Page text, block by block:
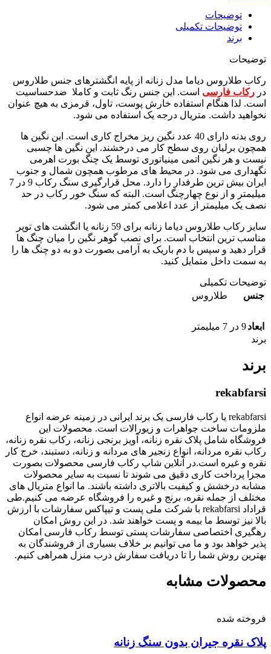
توضیحات
توضیحات تکمیلی
برند
توضیحات
رکاب طلاروس دیاما مدل زنانه از پایه انگشترهای جنس طلاروس
در رکاب فارسی است. این جنس رنگ ثابت و کاملا ضدحساسیت
است. لذا هنگام استفاده خارش پوست، تاول، قرمزی به هیچ عنوان
نخواهید داشت. متریال درجه یک استفاده می شود.
روی بدنه دارای 40 عدد نگین ریز مخراج کاری است. این نگین ها
همچون برلیان روی سطح کار می درخشند. این نگین ها چسبی
نیست و هر نگین اتمی مینیاتوری توسط یک چنگ بورت اهرمی
نگهداری می شود. در محیط های مرطوب همچون شمال و جنوب
ایران بیش ترین طرفدار را دارد. محل قرارگیری سنگ رکاب 9 در 7
میلیمتر و از نوع چهارچنگ است. البته که سنگ خور رکاب در حد
نصف یک میلیمتر از عدد اعلامی کمتر می شود.
سایز رکاب طلاروس دیاما زنانه برای 59 زنانه یا انگشت های توپر
مناسب ترین انتخاب است. برای نصب گوهر نگین را میان چنگ ها
قرار دهید و سپس با دم باریک به آرامی بصورت دو به دو چنگ ها را
به سمت داخل متمایل کنید.
توضیحات تکمیلی
جنس
طلاروس
ابعاد9 در 7 میلیمتر
برند
برند
rekabfarsi
rekabfarsi یا رکاب فارسی یک برند ایرانی در زمینه عرضه انواع
ملزومات ساخت جواهرات و زیورالات است. محصولات این
فروشگاه شامل پلاک نقره زنانه، آویز برنجی زنانه، رکاب نقره زنانه،
رکاب نقره مردانه، انواع زنجیر های مردانه و زنانه، دستبند، خرج کار
نقره و غیره است.در آنلاین شاپ رکاب فارسی محصولات بصورت
مجزا پرداخت کاری دقیق می شوند تا نسبت به سایر محصولات
مشابه درخشش و کیفیت بالاتری داشته باشند. ما انواع متریال های
مختلف از جمله نقره، برنج و غیره را فروشگاه عرضه می کنیم.طی
قراداد rekabfarsi با شرکت ملی پست و تیپاکس سفارشات با ارزش
بالا نیز توسط ما بیمه و پست خواهند شد. در این روش امکان
رهگیری اختصاصی سفارشات پستی توسط رکاب فارسی امکان
پذیر خواهد بود و ما می توانیم بر خلاف بسیاری از فروشندگان به
بهترین روش شما را تا دریافت سفارش درب منزل همراهی کنیم.
محصولات مشابه
فروخته شده
پلاک نقره جیران بدون سنگ زنانه